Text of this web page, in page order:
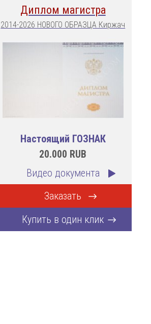
Диплом магистра
2014-2026 НОВОГО ОБРАЗЦА Киржач
Настоящий ГОЗНАК
20.000 RUB
Видео документа
Заказать
Купить в один клик